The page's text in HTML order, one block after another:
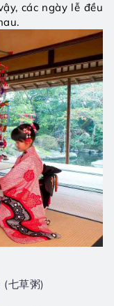
các ngày lễ đều
七草粥)